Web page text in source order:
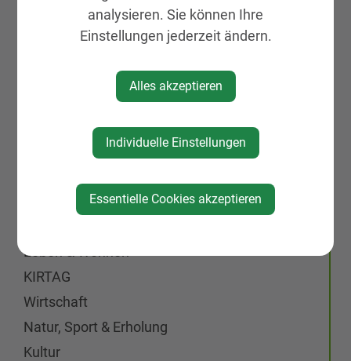
St. Peter in der Au APP
Leben & Wohnen
KIRTAG
Wirtschaft
Natur, Sport & Erholung
Kultur
analysieren. Sie können Ihre
Einstellungen jederzeit ändern.
Alles akzeptieren
Individuelle Einstellungen
Essentielle Cookies akzeptieren